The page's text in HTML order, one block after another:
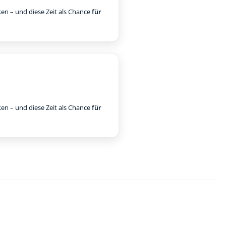
– und diese Zeit als Chancefür
– und diese Zeit als Chancefür